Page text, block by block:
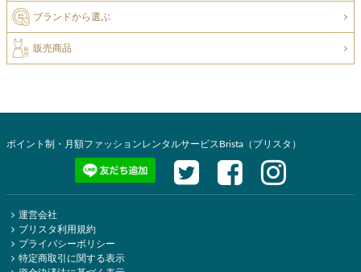
ブランドから選ぶ
販売商品
ポイント制・月額ファッションレンタルサービスBrista（ブリスタ）
運営会社
ブリスタ利用規約
プライバシーポリシー
特定商取引に関する表示